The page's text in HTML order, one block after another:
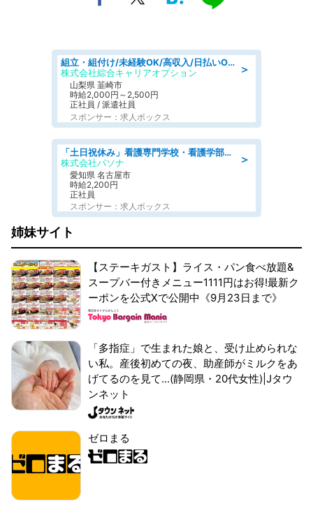
＞
組立・組付け/未経験OK/高収入/日払いOK/寮費無料/日勤
株式会社綜合キャリアオプション
山梨県 韮崎市
時給2,000円～2,500円
正社員 / 派遣社員
スポンサー：求人ボックス
＞
「土日祝休み」看護専門学校・看護学部での教員業務/高時給/要資格:保健師、正看護師
株式会社パソナ
愛知県 名古屋市
時給2,200円
正社員
スポンサー：求人ボックス
姉妹サイト
【ステーキガスト】ライス・パン食べ放題&
スープバー付きメニュー1111円はお得!最新ク
ーポンを公式Xで公開中《9月23日まで》
「多指症」で生まれた娘と、受け止められな
い私。産後初めての夜、助産師がミルクをあ
げてるのを見て...(静岡県・20代女性)|Jタウ
ンネット
ゼロまる